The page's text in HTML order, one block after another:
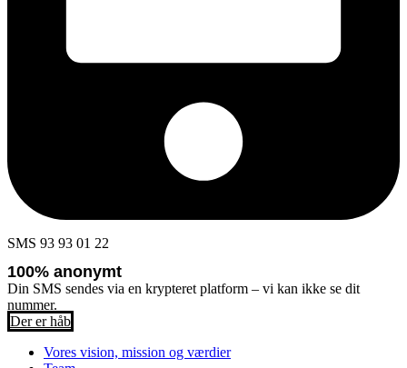
SMS 93 93 01 22
100% anonymt
Din SMS sendes via en krypteret platform – vi kan ikke se dit
nummer.
Der er håb
Vores vision, mission og værdier